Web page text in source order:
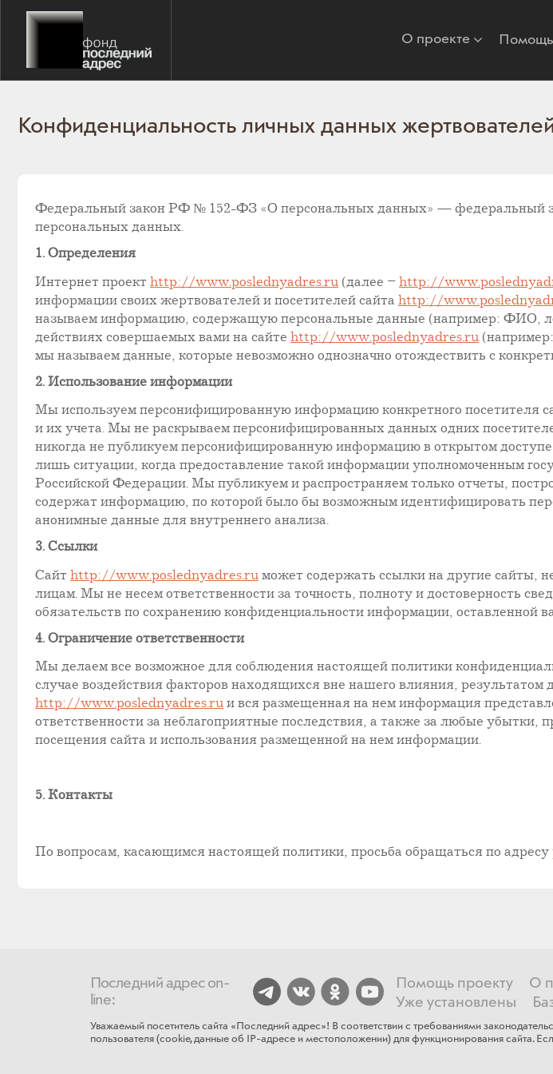
О проекте Помощь
Конфиденциальность личных данных
Федеральный закон РФ № 152-ФЗ «О персональных данных» — федеральный
персональных данных.
1. Определения
Интернет проект http://www.poslednyadres.ru (далее – http://
информации своих жертвователей и посетителей сайта http://
называем информацию, содержащую персональные данные (например: ФИО,
действиях совершаемых вами на сайте http://www.poslednyadres.ru
мы называем данные, которые невозможно однозначно отождествить с
2. Использование информации
Мы используем персонифицированную информацию конкретного посетителя
и их учета. Мы не раскрываем персонифицированных данных одних
никогда не публикуем персонифицированную информацию в открытом
лишь ситуации, когда предоставление такой информации уполномоченным
Российской Федерации. Мы публикуем и распространяем только отчеты,
содержат информацию, по которой было бы возможным идентифицировать
анонимные данные для внутреннего анализа.
3. Ссылки
Сайт http://www.poslednyadres.ru может содержать ссылки на другие сайты,
лицам. Мы не несем ответственности за точность, полноту и достоверность
обязательств по сохранению конфиденциальности информации, оставленной
4. Ограничение ответственности
Мы делаем все возможное для соблюдения настоящей политики
случае воздействия факторов находящихся вне нашего влияния,
http://www.poslednyadres.ru и вся размещенная на нем информация
ответственности за неблагоприятные последствия, а также за любые убытки,
посещения сайта и использования размещенной на нем информации.
5. Контакты
По вопросам, касающимся настоящей политики, просьба обращаться по адресу
Последний адрес on-
line:
Помощь проекту О
Уже установлены
Уважаемый посетитель сайта «Последний адрес»! В соответствии с требованиями
пользователя (cookie, данные об IP-адресе и местоположении) для функционирования сайта​.